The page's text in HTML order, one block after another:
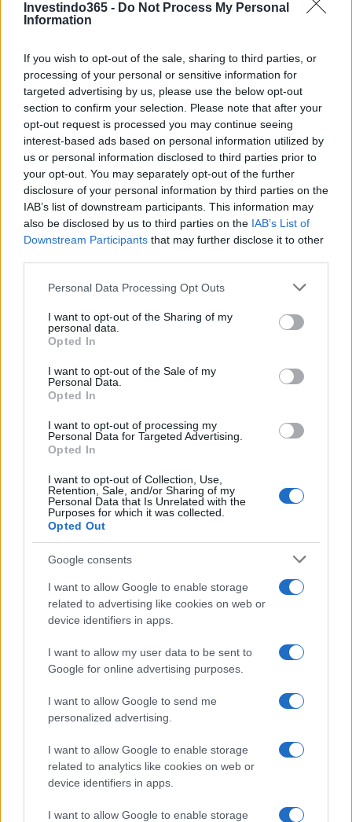
Investindo365 - Do Not Process My Personal
Information
If you wish to opt-out of the sale, sharing to third parties, or
processing of your personal or sensitive information for
targeted advertising by us, please use the below opt-out
section to confirm your selection. Please note that after your
opt-out request is processed you may continue seeing
interest-based ads based on personal information utilized by
us or personal information disclosed to third parties prior to
your opt-out. You may separately opt-out of the further
disclosure of your personal information by third parties on the
IAB’s list of downstream participants. This information may
also be disclosed by us to third parties on the IAB’s List of
Downstream Participants that may further disclose it to other
Please note that this website/app uses one or more Google
not limited to your visit or usage behaviour. You may click to
grant or deny consent to Google and its third-party tags to
use your data for below specified purposes in below Google
consent section.
Personal Data Processing Opt Outs
I want to opt-out of the Sharing of my
personal data.
Opted In
I want to opt-out of the Sale of my
Personal Data.
Opted In
I want to opt-out of processing my
Personal Data for Targeted Advertising.
Opted In
I want to opt-out of Collection, Use,
Retention, Sale, and/or Sharing of my
Personal Data that Is Unrelated with the
Purposes for which it was collected.
Opted Out
Google consents
I want to allow Google to enable storage
related to advertising like cookies on web or
device identifiers in apps.
I want to allow my user data to be sent to
Google for online advertising purposes.
I want to allow Google to send me
personalized advertising.
I want to allow Google to enable storage
related to analytics like cookies on web or
device identifiers in apps.
I want to allow Google to enable storage
Continue lendo
Gávea Investimentos fecha multimercados e transfere R$ 2
bilhões para Bradesco Asset
FINANÇA
O Papel da IA no Day Trade Moderno: Dicas para Traders da
Família Euro
FINANÇA